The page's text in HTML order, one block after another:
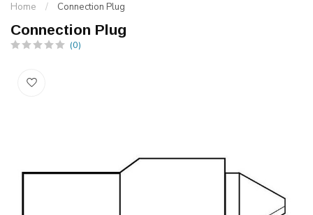
Home / Connection Plug
Connection Plug
(0)